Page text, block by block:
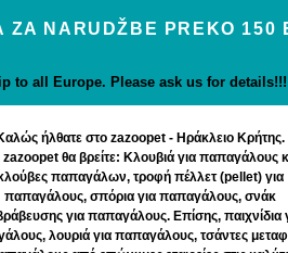
ZA NARUDŽBE PREKO 150
to all Europe. Please ask us for details!!!
ήλθατε στο zazoopet - Ηράκλειο Κρήτης.
zazoopet θα βρείτε: Κλουβιά για παπαγάλους
παπαγάλων, τροφή πέλλετ (pellet) για
παπαγάλους, σπόρια για παπαγάλους, σνάκ
για παπαγάλους. Επίσης, παιχνίδια
λουριά για παπαγάλους, τσάντες